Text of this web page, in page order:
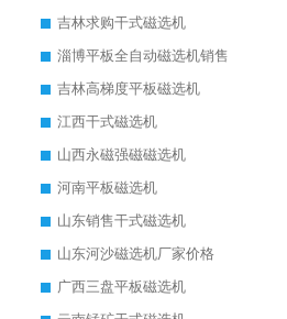
吉林求购干式磁选机
淄博平板全自动磁选机销售
吉林高梯度平板磁选机
江西干式磁选机
山西永磁强磁磁选机
河南平板磁选机
山东销售干式磁选机
山东河沙磁选机厂家价格
广西三盘平板磁选机